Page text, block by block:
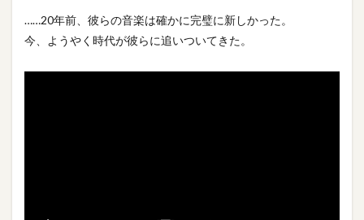
……20年前、彼らの音楽は確かに完璧に新しかった。
今、ようやく時代が彼らに追いついてきた。